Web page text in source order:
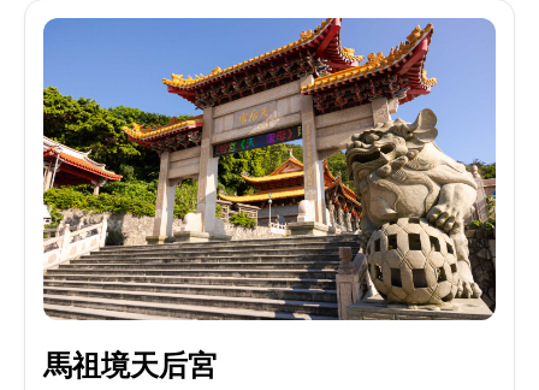
馬祖境天后宮